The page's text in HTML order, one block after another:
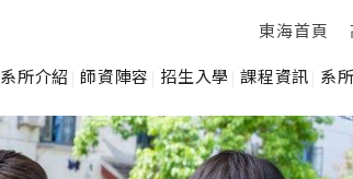
東海首頁
系所介紹 師資陣容 招生入學 課程資訊 系